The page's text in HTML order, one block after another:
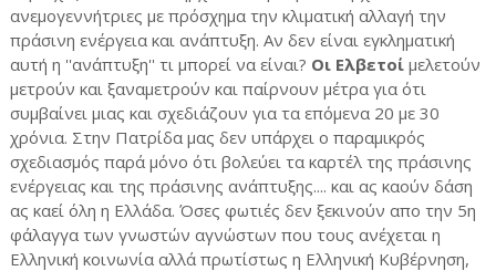
ανεμογεννήτριες με πρόσχημα την κλιματική αλλαγή την
πράσινη ενέργεια και ανάπτυξη. Αν δεν είναι εγκληματική
αυτή η ''ανάπτυξη'' τι μπορεί να είναι? Οι Ελβετοί μελετούν
μετρούν και ξαναμετρούν και παίρνουν μέτρα για ότι
συμβαίνει μιας και σχεδιάζουν για τα επόμενα 20 με 30
χρόνια. Στην Πατρίδα μας δεν υπάρχει ο παραμικρός
σχεδιασμός παρά μόνο ότι βολεύει τα καρτέλ της πράσινης
ενέργειας και της πράσινης ανάπτυξης.... και ας καούν δάση
ας καεί όλη η Ελλάδα. Όσες φωτιές δεν ξεκινούν απο την 5η
φάλαγγα των γνωστών αγνώστων που τους ανέχεται η
Ελληνική κοινωνία αλλά πρωτίστως η Ελληνική Κυβέρνηση,